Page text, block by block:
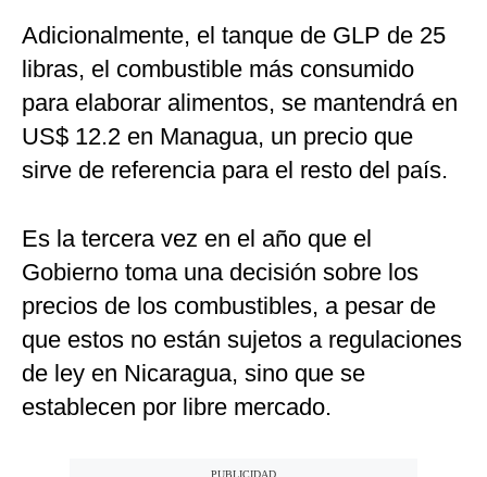
Adicionalmente, el tanque de GLP de 25
libras, el combustible más consumido
para elaborar alimentos, se mantendrá en
US$ 12.2 en Managua, un precio que
sirve de referencia para el resto del país.
Es la tercera vez en el año que el
Gobierno toma una decisión sobre los
precios de los combustibles, a pesar de
que estos no están sujetos a regulaciones
de ley en Nicaragua, sino que se
establecen por libre mercado.